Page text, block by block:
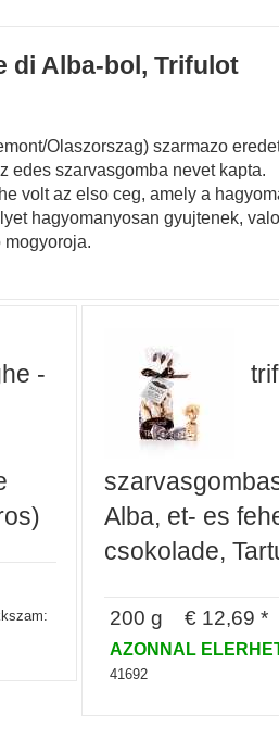
di Alba-bol, Trifulot
Olaszorszag) szarmazo
edes szarvasgomba nevet kapta.
volt az elso ceg, amely a
hagyomanyosan gyujtenek,
-
Alba, et- es
csokolade,
200 g € 12,69 *
AZONNAL
41692